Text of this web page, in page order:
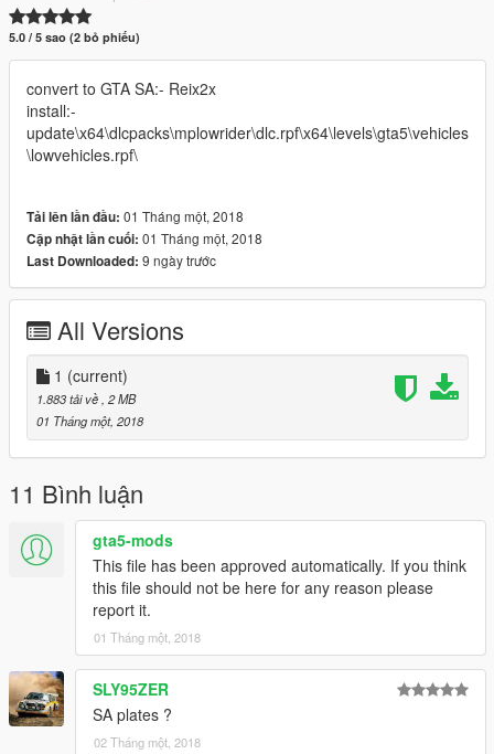
5.0 / 5 sao (2 bỏ phiếu)
convert to GTA SA:- Reix2x
install:-
update\x64\dlcpacks\mplowrider\dlc.rpf\x64\levels\gta5\vehicles
\lowvehicles.rpf\
Tải lên lần đầu: 01 Tháng một, 2018
Cập nhật lần cuối: 01 Tháng một, 2018
Last Downloaded: 9 ngày trước
All Versions
1 (current)
1.883 tải về, 2 MB
01 Tháng một, 2018
11 Bình luận
gta5-mods
This file has been approved automatically. If you think
this file should not be here for any reason please
report it.
01 Tháng một, 2018
SLY95ZER
SA plates ?
02 Tháng một, 2018